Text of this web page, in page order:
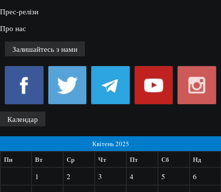
Прес-релізи
Про нас
Залишайтесь з нами
Календар
Квітень 2025
Пн Вт Ср Чт Пт Сб Нд
1 2 3 4 5
6